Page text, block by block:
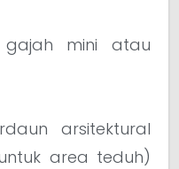
gajah mini atau
arsitektural
area teduh)